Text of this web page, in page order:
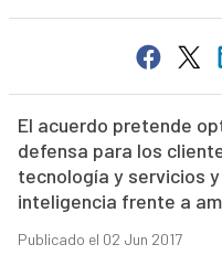
El acuerdo pretende
defensa para los
tecnología y servicios
inteligencia frente a
Publicado el 02 Jun 2017